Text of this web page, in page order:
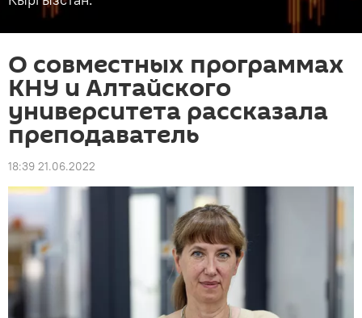
О совместных программах
КНУ и Алтайского
университета рассказала
преподаватель
18:39 21.06.2022